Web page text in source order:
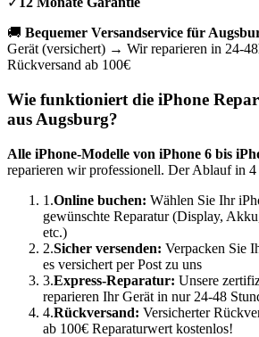
🚚 Bequemer Versandservice für
Gerät (versichert) → Wir reparieren in 24-
Rückversand ab 100€
Wie funktioniert die iPhone
aus Augsburg?
Alle iPhone-Modelle von iPhone 6 bis
reparieren wir professionell. Der Ablauf in 4
1.Online buchen: Wählen Sie Ihr
gewünschte Reparatur (Display,
etc.)
2.Sicher versenden: Verpacken Sie
es versichert per Post zu uns
3.Express-Reparatur: Unsere
reparieren Ihr Gerät in nur 24-48
4.Rückversand: Versicherter
ab 100€ Reparaturwert kostenlos!